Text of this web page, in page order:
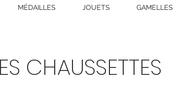
MÉDAILLES JOUETS GAMELLES
CHAUSSETTES